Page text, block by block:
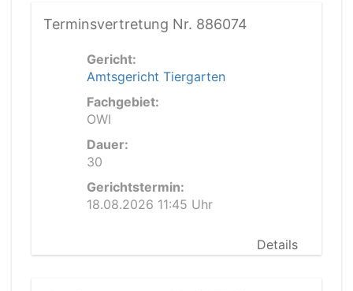
Terminsvertretung Nr. 886074
Gericht:
Amtsgericht Tiergarten
Fachgebiet:
OWI
Dauer:
30
Gerichtstermin:
18.08.2026 11:45 Uhr
Details